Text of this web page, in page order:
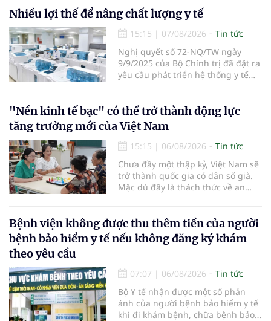
Nhiều lợi thế để nâng chất lượng y tế
15:15 | 07/08/2026
Tin tức
Nghị quyết số 72-NQ/TW ngày
9/9/2025 của Bộ Chính trị đã đặt ra
yêu cầu phát triển hệ thống y tế
"Nền kinh tế bạc" có thể trở thành động lực
tăng trưởng mới của Việt Nam
15:15 | 06/08/2026
Tin tức
Chưa đầy một thập kỷ, Việt Nam sẽ
trở thành quốc gia có dân số già.
Mặc dù đây là thách thức về an
có giá trị hàng tỷ USD.
Bệnh viện không được thu thêm tiền của người
bệnh bảo hiểm y tế nếu không đăng ký khám
theo yêu cầu
07:07 | 06/08/2026
Tin tức
Bộ Y tế nhận được một số phản
ánh của người bệnh bảo hiểm y tế
khi đi khám bệnh, chữa bệnh bảo